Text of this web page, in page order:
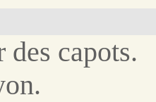
des capots.